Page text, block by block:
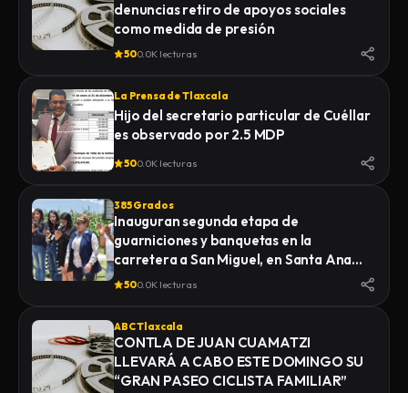
denuncias retiro de apoyos sociales
como medida de presión
500.0K lecturas
La Prensa de Tlaxcala
Hijo del secretario particular de Cuéllar
es observado por 2.5 MDP
500.0K lecturas
385 Grados
Inauguran segunda etapa de
guarniciones y banquetas en la
carretera a San Miguel, en Santa Ana
Nopalucan
500.0K lecturas
ABC Tlaxcala
CONTLA DE JUAN CUAMATZI
LLEVARÁ A CABO ESTE DOMINGO SU
“GRAN PASEO CICLISTA FAMILIAR”